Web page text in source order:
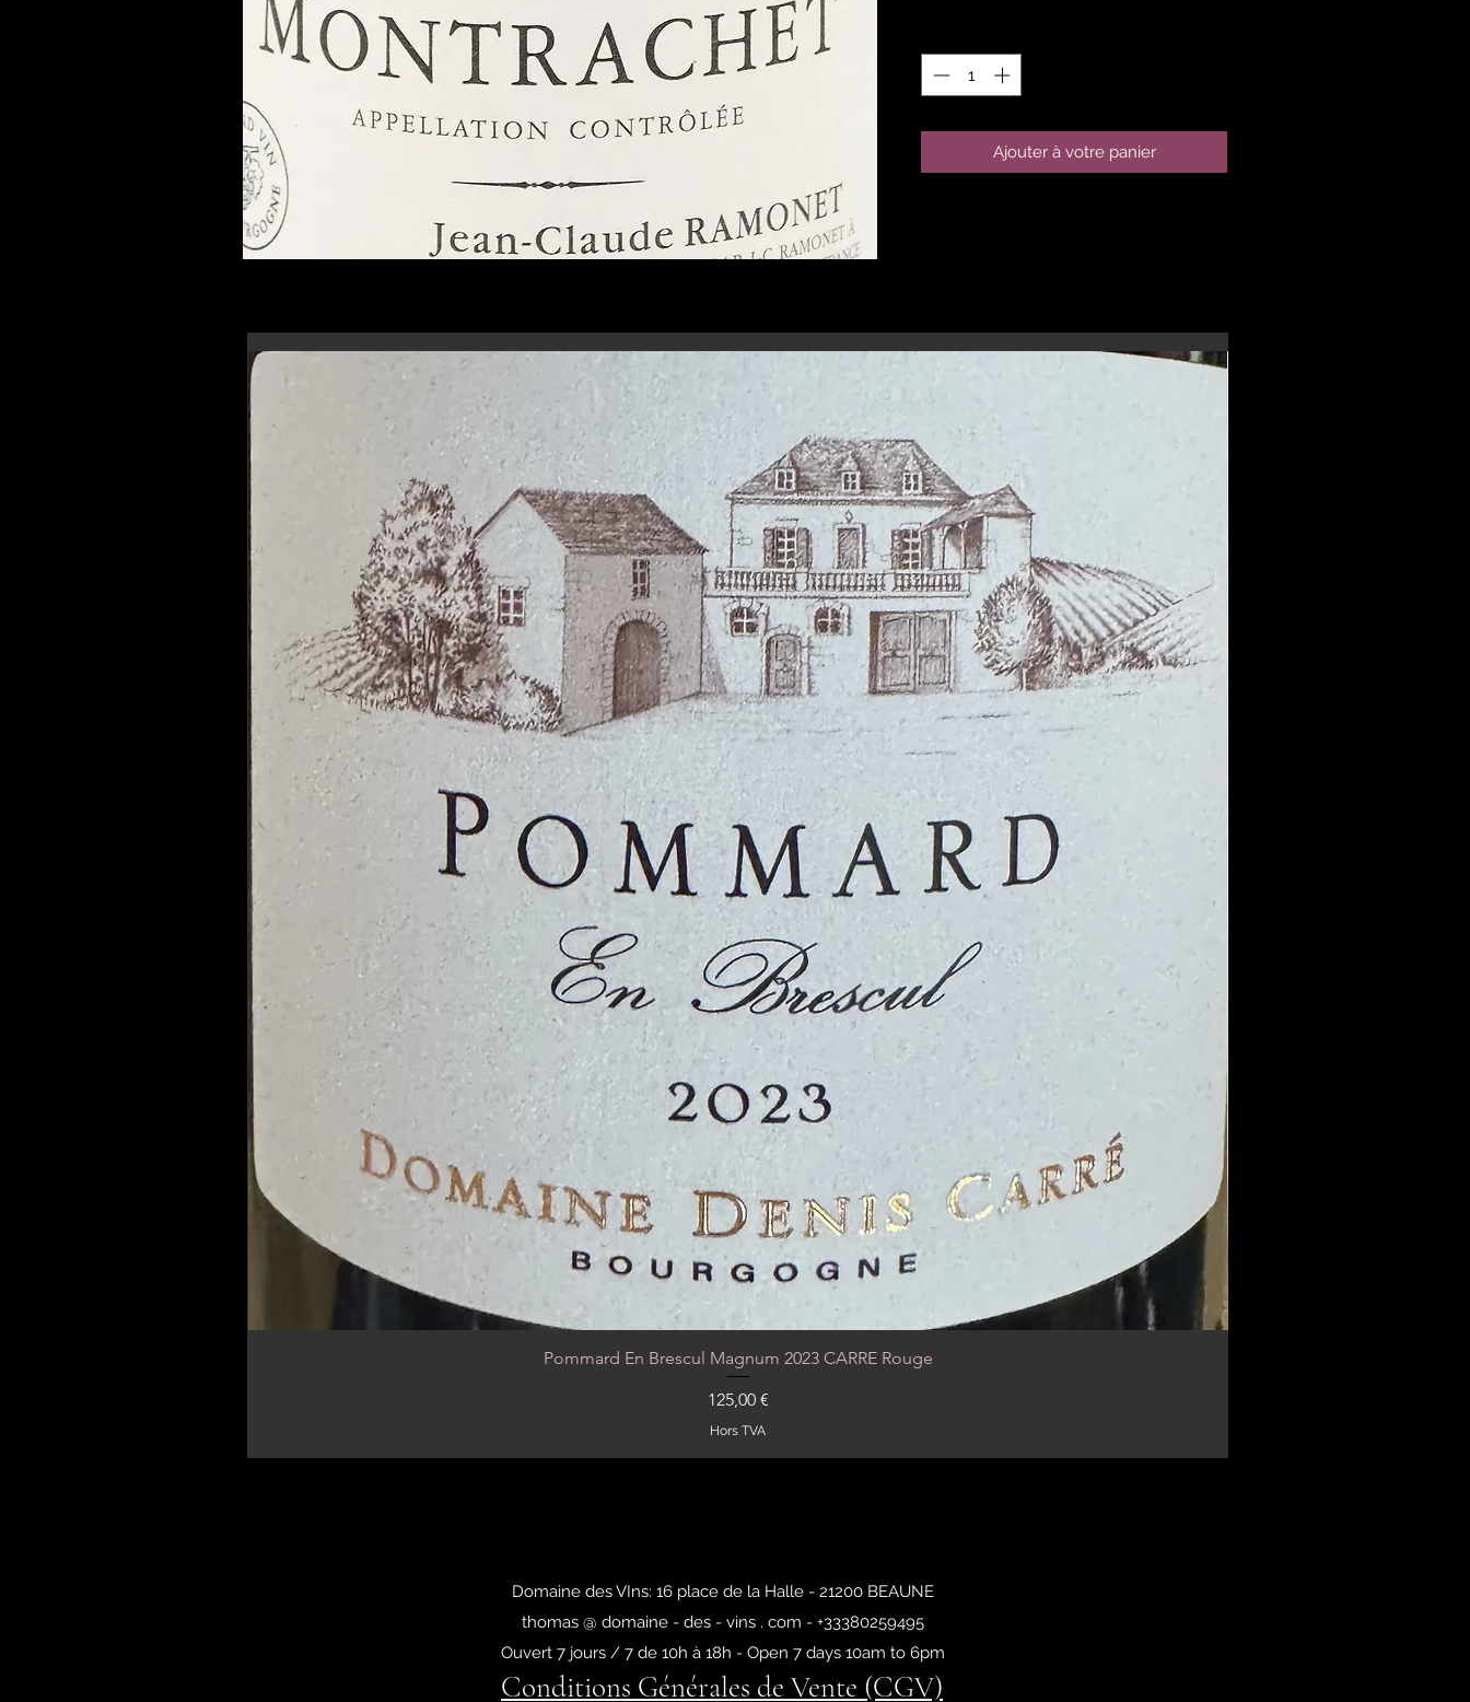
Aperçu rapide
Pommard En Brescul Magnum 2023 CARRE Rouge
Prix
125,00 €
Hors TVA
Ajouter à votre panier
Domaine des VIns: 16 place de la Halle - 21200 BEAUNE
thomas @ domaine - des - vins . com - +33380259495
Ouvert 7 jours / 7 de 10h à 18h - Open 7 days 10am to 6pm
Conditions Générales de Vente (CGV)